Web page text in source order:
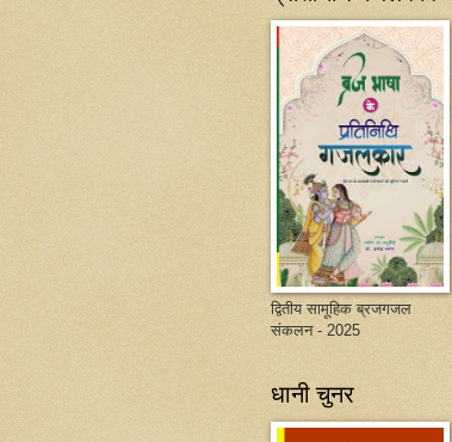
द्वितीय सामूहिक ब्रजगजल
संकलन - 2025
धानी चुनर